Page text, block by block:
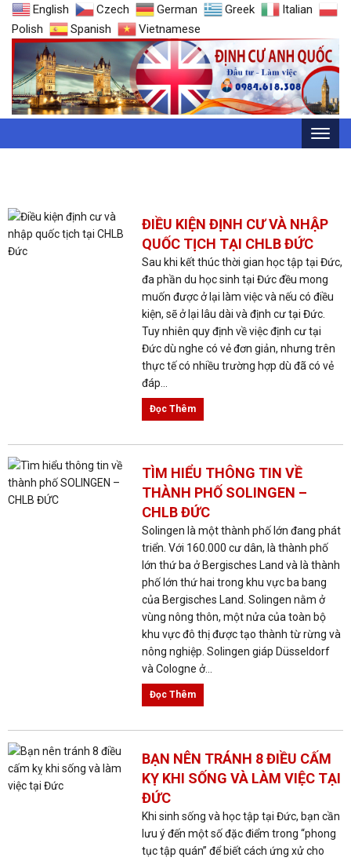
English Czech German Greek
Italian
Polish
Spanish Vietnamese
ĐIỀU KIỆN ĐỊNH CƯ VÀ NHẬP
QUỐC TỊCH TẠI CHLB ĐỨC
Sau khi kết thúc thời gian học tập tại Đức,
đa phần du học sinh tại Đức đều mong
muốn được ở lại làm việc và nếu có điều
kiện, sẽ ở lại lâu dài và định cư tại Đức.
Tuy nhiên quy định về việc định cư tại
Đức dù nghe có vẻ đơn giản, nhưng trên
thực tế có nhiều trường hợp dù đã có vẻ
đáp...
Đọc Thêm
TÌM HIỂU THÔNG TIN VỀ
THÀNH PHỐ SOLINGEN –
CHLB ĐỨC
Solingen là một thành phố lớn đang phát
triển. Với 160.000 cư dân, là thành phố
lớn thứ ba ở Bergisches Land và là thành
phố lớn thứ hai trong khu vực ba bang
của Bergisches Land. Solingen nằm ở
vùng nông thôn, một nửa của toàn bộ
khu vực đô thị được tạo thành từ rừng và
nông nghiệp. Solingen giáp Düsseldorf
và Cologne ở...
Đọc Thêm
BẠN NÊN TRÁNH 8 ĐIỀU CẤM
KỴ KHI SỐNG VÀ LÀM VIỆC TẠI
ĐỨC
Khi sinh sống và học tập tại Đức, bạn cần
lưu ý đến một số đặc điểm trong “phong
tục tập quán” để biết cách ứng xử cho